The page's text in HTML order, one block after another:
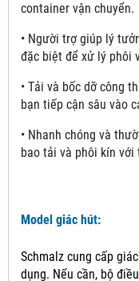
container vận chuyển.
• Người trợ giúp lý
đặc biệt để xử lý phôi
• Tải và bốc dỡ công
bạn tiếp cận sâu vào
• Nhanh chóng và
bao tải và phôi kín
Model giác hút:
Schmalz cung cấp
dụng. Nếu cần, bộ